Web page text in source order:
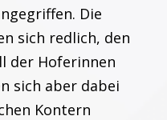
Die
sich redlich, den
der Hoferinnen
sich aber dabei
Kontern